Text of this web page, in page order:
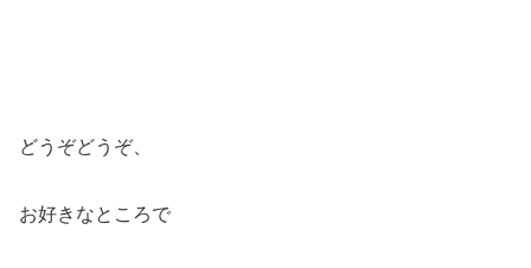
どうぞどうぞ、
お好きなところで